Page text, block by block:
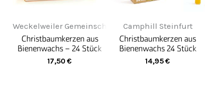
Weckelweiler Gemeinschaften
Christbaumkerzen aus
Bienenwachs – 24 Stück
Natur
17,50 €
Camphill Steinfurt
Christbaumkerzen aus
Bienenwachs 24 Stück
Natur
14,95€